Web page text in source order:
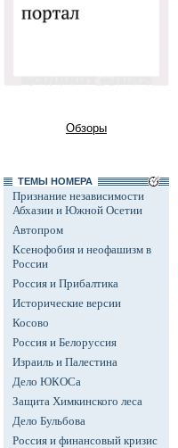
Обзоры
ТЕМЫ НОМЕРА
Признание независимости
Абхазии и Южной Осетии
Автопром
Ксенофобия и неофашизм в
России
Россия и Прибалтика
Исторические версии
Косово
Россия и Белоруссия
Израиль и Палестина
Дело ЮКОСа
Защита Химкинского леса
Дело Бульбова
Россия и финансовый кризис